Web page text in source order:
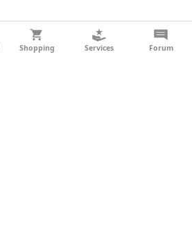
Shopping Services Forum